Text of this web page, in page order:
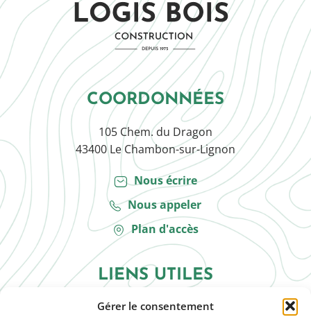
Gérer le consentement
COORDONNÉES
105 Chem. du Dragon
43400 Le Chambon-sur-Lignon
Nous écrire
Nous appeler
Plan d'accès
LIENS UTILES
L’entreprise